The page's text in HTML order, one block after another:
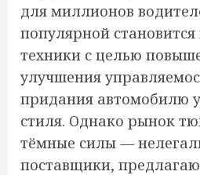
для миллионов
популярной
техники с целью
улучшения
придания автомобилю
стиля. Однако рынок
тёмные силы —
поставщики,